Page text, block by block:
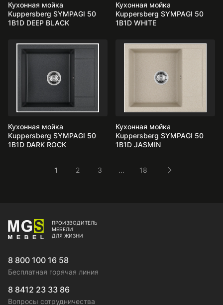
Кухонная мойка
Kuppersberg SYMPAGI 50
1B1D DEEP BLACK
Кухонная мойка
Kuppersberg SYMPAGI 50
1B1D WHITE
Кухонная мойка
Kuppersberg SYMPAGI 50
1B1D DARK ROCK
Кухонная мойка
Kuppersberg SYMPAGI 50
1B1D JASMIN
1 2 3 ... 18
ПРОИЗВОДИТЕЛЬ
МЕБЕЛИ
ДЛЯ ЖИЗНИ
8 800 100 16 58
Бесплатная горячая линия
8 8412 23 33 86
Вопросы сотрудничества